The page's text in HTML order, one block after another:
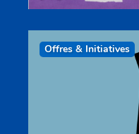
Offres & Initiatives